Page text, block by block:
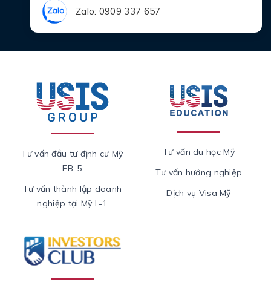
Zalo: 0909 337 657
Tư vấn đầu tư định cư Mỹ
EB-5
Tư vấn thành lập doanh
nghiệp tại Mỹ L-1
Tư vấn du học Mỹ
Tư vấn hướng nghiệp
Dịch vụ Visa Mỹ